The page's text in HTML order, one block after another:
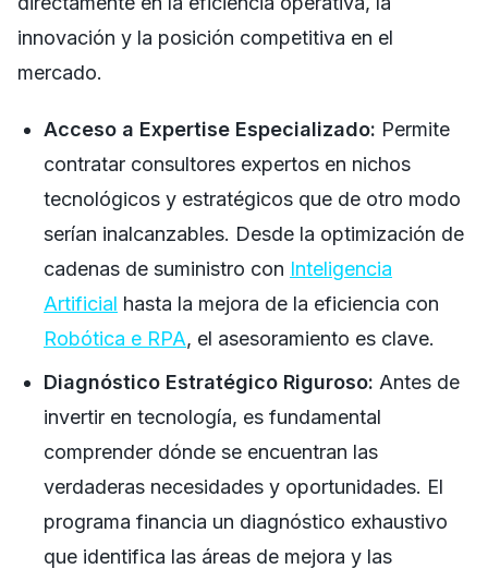
innovación y la posición competitiva en el
mercado.
Acceso a Expertise Especializado: Permite
contratar consultores expertos en nichos
tecnológicos y estratégicos que de otro modo
serían inalcanzables. Desde la optimización de
cadenas de suministro con Inteligencia
Artificial hasta la mejora de la eficiencia con
Robótica e RPA, el asesoramiento es clave.
Diagnóstico Estratégico Riguroso: Antes de
invertir en tecnología, es fundamental
comprender dónde se encuentran las
verdaderas necesidades y oportunidades. El
programa financia un diagnóstico exhaustivo
que identifica las áreas de mejora y las